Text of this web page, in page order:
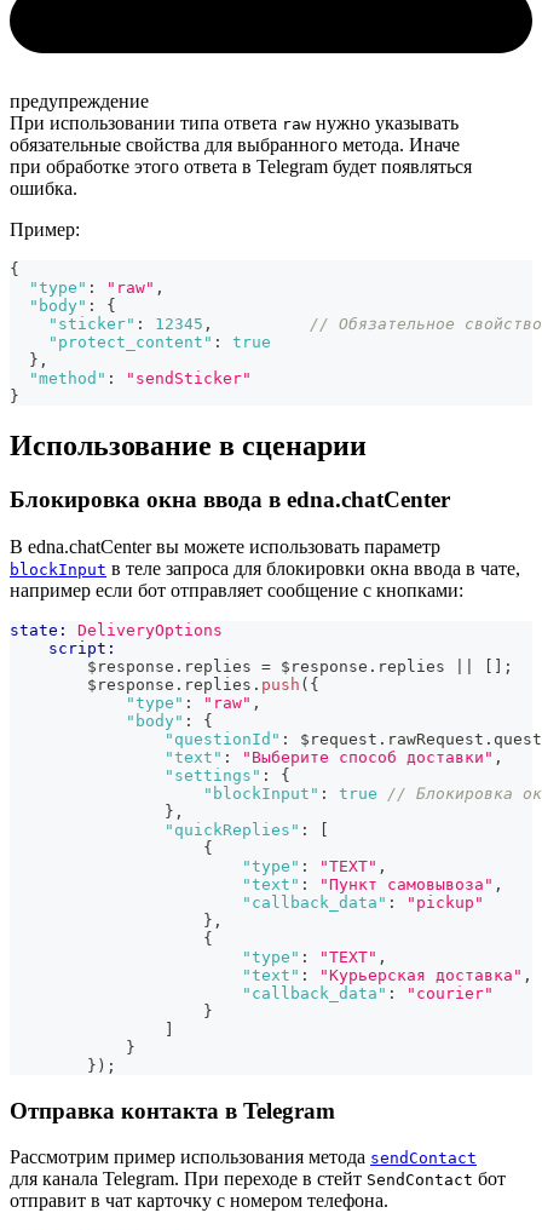
предупреждение
При использовании типа ответа raw нужно указывать
обязательные свойства для выбранного метода. Иначе
при обработке этого ответа в Telegram будет появляться
ошибка.
Пример:
{
"type" : "raw" ,
"body" :
{
"sticker" : 12345 ,
// Обязательное
"protect_content" :
true
} ,
"method" :
"sendSticker"
}
Использование в сценарии
Блокировка окна ввода в edna.chatCenter
В edna.chatCenter вы можете использовать параметр
blockInput в теле запроса для блокировки окна ввода в чате,
например если бот отправляет сообщение с кнопками:
state:
DeliveryOptions
script:
        $response
. replies = $response . replies
;
        $response
. replies . push ( {
"type" : "raw" ,
"body" :
{
"questionId" : $request . rawRequest .
"text" : "Выберите способ доставки" ,
"settings" :
{
"blockInput" : true
// Блокировка
} ,
"quickReplies" :
{
"type" : "TEXT" ,
"text" : "Пункт самовывоза" ,
"callback_data" :
"pickup"
} ,
{
"type" : "TEXT" ,
"text" : "Курьерская доставка" ,
"callback_data" :
"courier"
}
}
} ) ;
Отправка контакта в Telegram
Рассмотрим пример использования метода sendContact
для канала Telegram. При переходе в стейт SendContact бот
отправит в чат карточку с номером телефона.